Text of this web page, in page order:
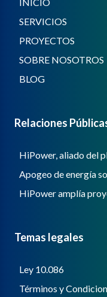
SERVICIOS
PROYECTOS
SOBRE NOSOTROS
BLOG
Relaciones
HiPower, aliado del
Apogeo de energía
HiPower amplía
Temas legales
Ley 10.086
Términos y